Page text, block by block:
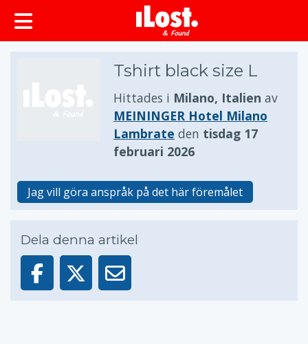
huvudinnehållet
Tshirt black size L
Hittades i Milano, Italien av
MEININGER Hotel Milano
Lambrate den tisdag 17
februari 2026
Jag vill göra anspråk på det här föremålet
Dela denna artikel